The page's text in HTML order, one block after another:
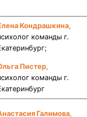
Кондрашкина,
команды г.
Пистер,
команды г.
Галимова,